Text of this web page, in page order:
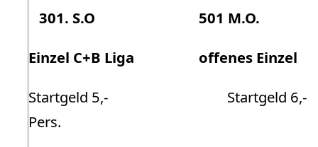
301. S.O
501 M.O.
Einzel C+B Liga
offenes Einzel
Startgeld 5,- 
Startgeld 6,- 
Pers.